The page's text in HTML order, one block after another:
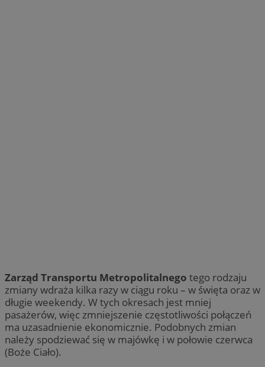
Zarząd Transportu Metropolitalnego tego rodzaju
zmiany wdraża kilka razy w ciągu roku – w święta oraz w
długie weekendy. W tych okresach jest mniej
pasażerów, więc zmniejszenie częstotliwości połączeń
ma uzasadnienie ekonomicznie. Podobnych zmian
należy spodziewać się w majówkę i w połowie czerwca
(Boże Ciało).